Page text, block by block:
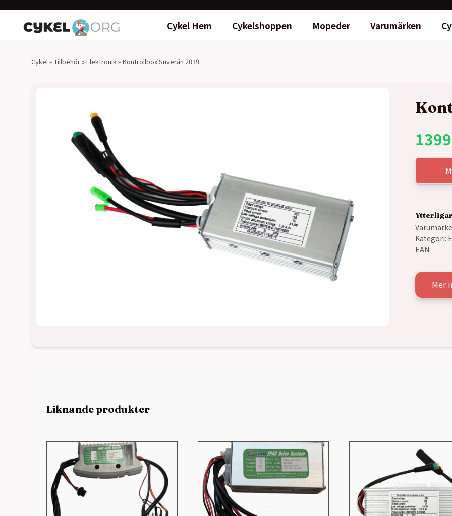
Cykel Hem Cykelshoppen Mopeder Varumärken
Cykel »Tillbehör»Elektronik »Kontrollbox Suverän 2019
Kategori:
EAN:
Mer
Liknande produkter